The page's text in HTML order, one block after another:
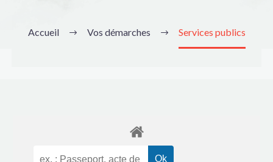
Accueil Vos démarches Services publics